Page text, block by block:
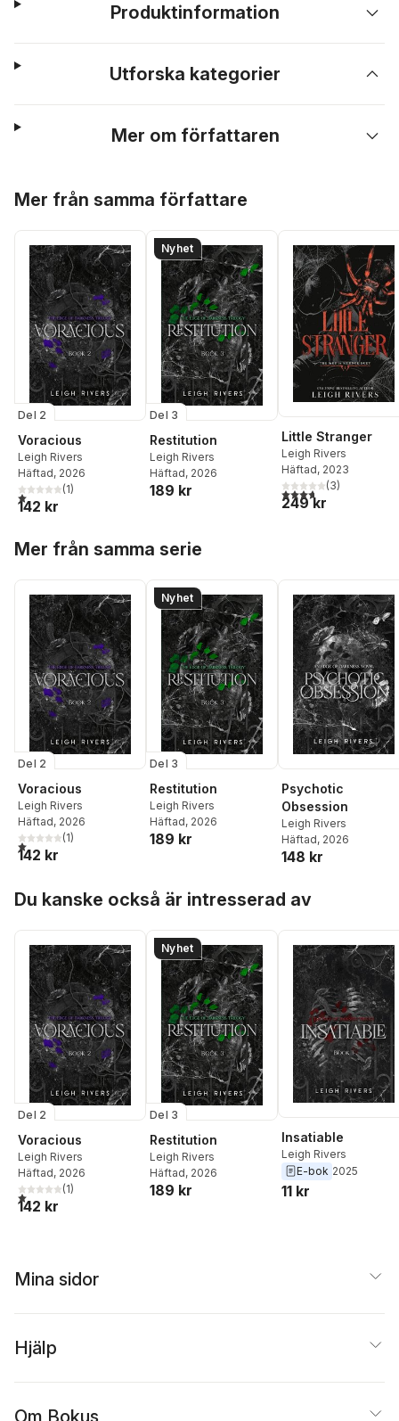
Produktinformation
Utforska kategorier
Mer om författaren
Mer från samma författare
Del 2
Voracious
Leigh Rivers
Häftad, 2026
1,0utav 5 stjärnor. Totalt antal röster:
(1)
142 kr
Nyhet
Del 3
Restitution
Leigh Rivers
Häftad, 2026
189 kr
Little Stranger
Leigh Rivers
Häftad, 2023
3,7utav 5 stjärnor.
(3)
249 kr
Mer från samma serie
Del 2
Voracious
Leigh Rivers
Häftad, 2026
1,0utav 5 stjärnor. Totalt antal röster:
(1)
142 kr
Nyhet
Del 3
Restitution
Leigh Rivers
Häftad, 2026
189 kr
Psychotic
Obsession
Leigh Rivers
Häftad, 2026
148 kr
Du kanske också är intresserad av
Del 2
Voracious
Leigh Rivers
Häftad, 2026
1,0utav 5 stjärnor. Totalt antal röster:
(1)
142 kr
Nyhet
Del 3
Restitution
Leigh Rivers
Häftad, 2026
189 kr
Insatiable
Leigh Rivers
E-bok 2025
11 kr
Mina sidor
Hjälp
Om Bokus